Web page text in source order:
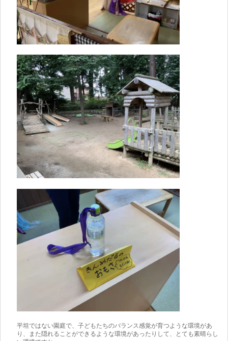
平坦ではない園庭で、子どもたちのバランス感覚が育つような環境があ
り、また隠れることができるような環境があったりして、とても素晴らし